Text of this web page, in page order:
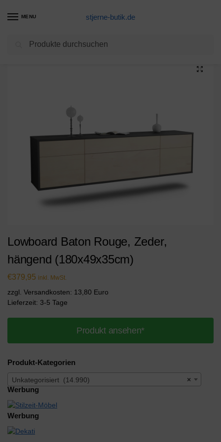
MENU stjerne-butik.de
Unkategorisiert / Lowboard Baton Rouge, Zeder, hängend (180x49x35cm)
Lowboard Baton Rouge, Zeder,
hängend (180x49x35cm)
€379,95 inkl. MwSt.
zzgl. Versandkosten: 13,80 Euro
Lieferzeit: 3-5 Tage
Produkt ansehen*
Produkt-Kategorien
×
Unkategorisiert (14.990)
Werbung
Werbung